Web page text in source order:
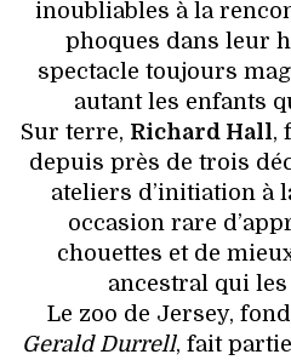
inoubliables à la
phoques dans leur
spectacle toujours
autant les enfants
Sur terre, Richard Hall,
depuis près de trois
ateliers d’initiation à
occasion rare
chouettes et de
ancestral qui
Le zoo de Jersey,
Gerald Durrell, fait